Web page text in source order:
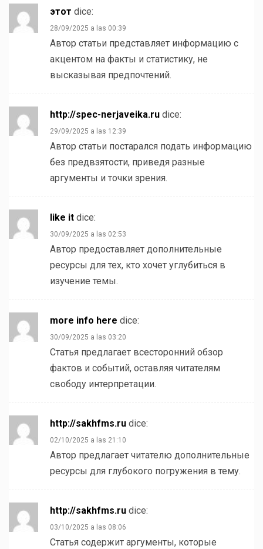
этот dice:
28/09/2025 a las 00:39
Автор статьи представляет информацию с
акцентом на факты и статистику, не
высказывая предпочтений.
http://spec-nerjaveika.ru dice:
29/09/2025 a las 12:39
Автор статьи постарался подать информацию
без предвзятости, приведя разные
аргументы и точки зрения.
like it dice:
30/09/2025 a las 02:53
Автор предоставляет дополнительные
ресурсы для тех, кто хочет углубиться в
изучение темы.
more info here dice:
30/09/2025 a las 03:20
Статья предлагает всесторонний обзор
фактов и событий, оставляя читателям
свободу интерпретации.
http://sakhfms.ru dice:
02/10/2025 a las 21:10
Автор предлагает читателю дополнительные
ресурсы для глубокого погружения в тему.
http://sakhfms.ru dice:
03/10/2025 a las 08:06
Статья содержит аргументы, которые